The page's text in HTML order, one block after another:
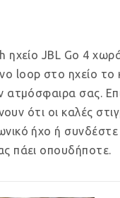
JBL Go 4
loop στο ηχείο το
ατμόσφαιρα σας.
ότι οι καλές
ήχο ή
πάει οπουδήποτε.